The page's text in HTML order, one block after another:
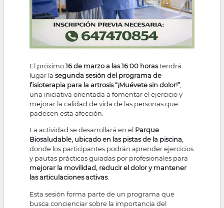
El próximo16 de marzo a las 16:00 horastendrá
lugar lasegunda sesión del programa de
fisioterapia para la artrosis “¡Muévete sin dolor!”
una iniciativa orientada a fomentar el ejercicio y
mejorar la calidad de vida de las personas que
padecen esta afección.
La actividad se desarrollará en el Parque
Biosaludable, ubicado en las pistas de la piscina,
donde los participantes podrán aprender ejercicios
y pautas prácticas guiadas por profesionales para
mejorar la movilidad, reducir el dolor y mantener
las articulaciones activas.
Esta sesión forma parte de un programa que
busca concienciar sobre la importancia del